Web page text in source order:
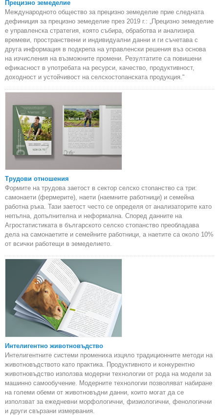
Прецизно земеделие
Международното общество за прецизно земеделие прие следната
дефиниция за прецизно земеделие през 2019 г.: „Прецизно земеделие
е управленска стратегия, която събира, обработва и анализира
времеви, пространствени и индивидуални данни и ги съчетава с
друга информация в подкрепа на управленски решения въз основа
на изчисления на възможните промени. Резултатите са повишени
ефикасност в употребата на ресурси, качество, продуктивност,
доходност и устойчивост на селскостопанската продукция.“
Трудови отношения
Формите на трудова заетост в сектор селско стопанство са три:
самонаети (фермерите), наети (наемните работници) и семейна
работна ръка. Тази заетост често се определя от анализаторите като
непълна, допълнителна и неформална. Според данните на
Агростатистиката в българското селско стопанство преобладава
дела на самонаетите и семейните работници, а наетите са около 10%
от всички работещи в земеделието.
Интелигентно животновъдство
Интелигентните системи промениха изцяло традиционните методи на
животновъдството като практика. Продуктивното и конкурентно
животновъдство използва модерни технологии от рода на модели за
машинно самообучение. Модерните технологии позволяват набиране
на големи обеми от животновъдни данни, които могат да се
използват за ежедневни морфологични, физиологични, фенологични
и други свързани измервания.